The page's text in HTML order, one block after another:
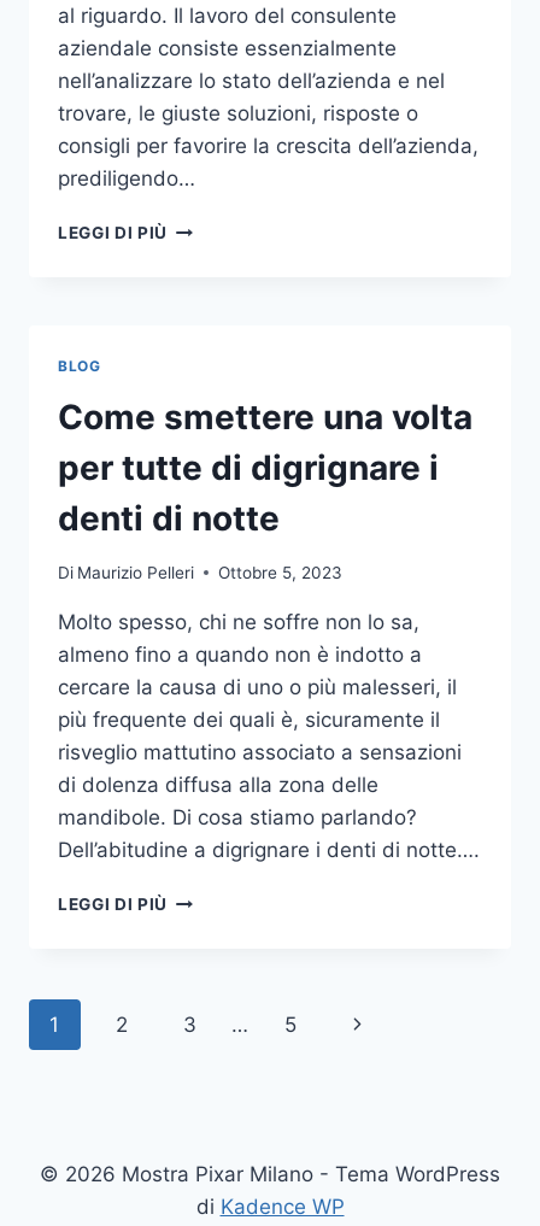
al riguardo. Il lavoro del consulente
aziendale consiste essenzialmente
nell’analizzare lo stato dell’azienda e nel
trovare, le giuste soluzioni, risposte o
consigli per favorire la crescita dell’azienda,
prediligendo…
LEGGI DI PIÙ IL
BLOG
Come smettere una volta
per tutte di digrignare i
denti di notte
Di Maurizio Pelleri Ottobre 5, 2023
Molto spesso, chi ne soffre non lo sa,
almeno fino a quando non è indotto a
cercare la causa di uno o più malesseri, il
più frequente dei quali è, sicuramente il
risveglio mattutino associato a sensazioni
di dolenza diffusa alla zona delle
mandibole. Di cosa stiamo parlando?
Dell’abitudine a digrignare i denti di notte….
LEGGI DI PIÙ COME
TUTTE
NOTTE
Navigazione
1 2 3 … 5
Pagina
© 2026 Mostra Pixar Milano - Tema WordPress
di Kadence WP